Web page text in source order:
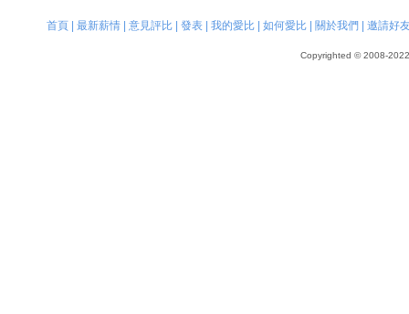
首頁| 最新薪情| 意見評比| 發表| 我的愛比| 如何愛比| 關於我們 邀請好
Copyrighted © 2008-